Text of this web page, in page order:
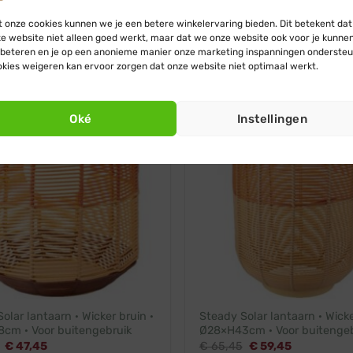
onze cookies kunnen we je een betere winkelervaring bieden. Dit betekent dat
website niet alleen goed werkt, maar dat we onze website ook voor je
en je op een anonieme manier onze marketing inspanningen
weigeren kan ervoor zorgen dat onze website niet optimaal werkt.
Oké Instellingen
licht · Plastic · Ø11×H37cm ·
Oorspronkelijke
prijs
was:
€ 17,45.
€15,45Huidige
prijs
is:
€ 15,45.
wit licht · Metaal ·
buitengebruik
€ 15,45 Oorspronkelijke
prijs
was:
€ 15,45.
€13,95Huidige
prijs
is:
€ 13,95.
wit
lantaarn · Wicker bruin ·
· Voor buitengebruik
Oorspronkelijke
€47,45Huidige
Steady Solar lantaarn ·
Ø28×H43cm · Voor
€65,45 Oorspronkelijke
€59,45Huidige